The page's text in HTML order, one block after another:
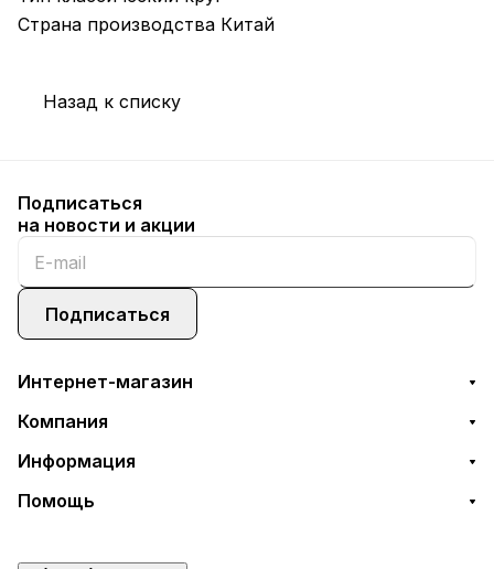
Страна производства Китай
Назад к списку
Подписаться
на новости и акции
Подписаться
Интернет-магазин
Компания
Информация
Помощь